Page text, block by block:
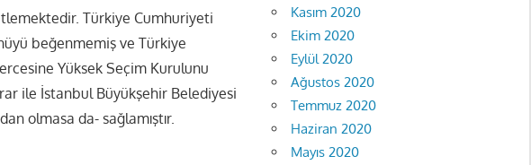
Türkiye Cumhuriyeti
beğenmemiş ve Türkiye
Yüksek Seçim Kurulunu
ile İstanbul Büyükşehir Belediyesi
olmasa da- sağlamıştır.
Kasım 2020
Ekim 2020
Eylül 2020
Ağustos 2020
Temmuz 2020
Haziran 2020
Mayıs 2020